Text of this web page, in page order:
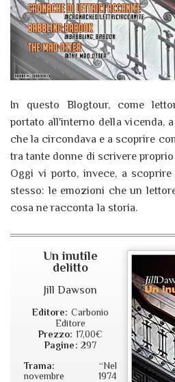
In questo Blogtour, come
portato all'interno della vicenda,
che la circondava e a scoprire
tra tante donne di scrivere
Oggi vi porto, invece, a
stesso: le emozioni che un
cosa ne racconta la storia.
Un inutile
delitto
Jill Dawson
Editore: Carbonio
Editore
Prezzo: 17,00€
Pagine: 297
Trama: “Nel
novembre 1974